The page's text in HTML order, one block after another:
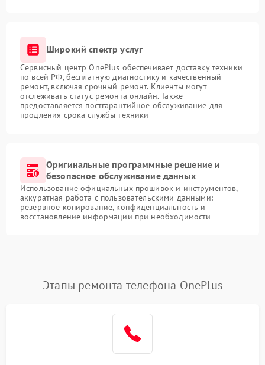
Широкий спектр услуг
Сервисный центр OnePlus обеспечивает доставку техники
по всей РФ, бесплатную диагностику и качественный
ремонт, включая срочный ремонт. Клиенты могут
отслеживать статус ремонта онлайн. Также
предоставляется постгарантийное обслуживание для
продления срока службы техники
Оригинальные программные решение и
безопасное обслуживание данных
Использование официальных прошивок и инструментов,
аккуратная работа с пользовательскими данными:
резервное копирование, конфиденциальность и
восстановление информации при необходимости
Этапы ремонта телефона OnePlus